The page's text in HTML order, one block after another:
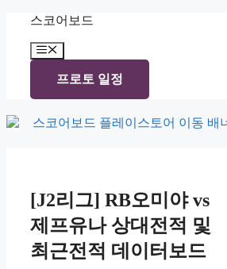
content
스코어보드
Menu
프로토 일정
[J2리그] RB오미야 vs
제프유나 상대전적 및
최근전적 데이터보드